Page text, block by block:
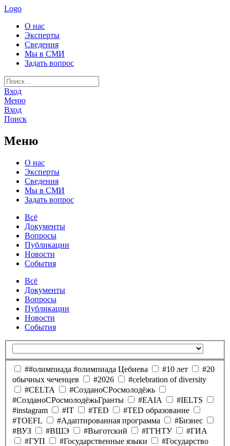
Logo
О нас
Эксперты
Сведения
Мы в СМИ
Задать вопрос
Вход
Меню
Вход
Поиск
Меню
О нас
Эксперты
Сведения
Мы в СМИ
Задать вопрос
Всё
Документы
Вопросы
Публикации
Новости
События
Всё
Документы
Вопросы
Публикации
Новости
События
##олимпиада #олимпиада Цебиева #10 лет
#20
обычных чеченцев
#2026
#celebration of diversity
#CELTA
#CозданоCРосмолодёжь
#CозданоCРосмолодёжьГранты
#EAIA
#IELTS
#instagram
#IT #TED
#TED образование
#TOEFL
#Адаптированная программа
#Бизнес
#ВУЗ
#ВШЭ #Выготский #ГГНТУ
#ГИА
#ГУП
#Государственные языки
#Государство